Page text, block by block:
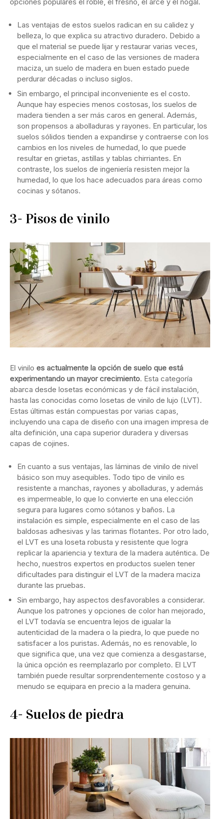
opciones populares el roble, el fresno, el arce y el nogal.
Las ventajas de estos suelos radican en su calidez y
belleza, lo que explica su atractivo duradero. Debido a
que el material se puede lijar y restaurar varias veces,
especialmente en el caso de las versiones de madera
maciza, un suelo de madera en buen estado puede
perdurar décadas o incluso siglos.
Sin embargo, el principal inconveniente es el costo.
Aunque hay especies menos costosas, los suelos de
madera tienden a ser más caros en general. Además,
son propensos a abolladuras y rayones. En particular, los
suelos sólidos tienden a expandirse y contraerse con los
cambios en los niveles de humedad, lo que puede
resultar en grietas, astillas y tablas chirriantes. En
contraste, los suelos de ingeniería resisten mejor la
humedad, lo que los hace adecuados para áreas como
cocinas y sótanos.
3- Pisos de vinilo
El vinilo es actualmente la opción de suelo que está
experimentando un mayor crecimiento. Esta categoría
abarca desde losetas económicas y de fácil instalación,
hasta las conocidas como losetas de vinilo de lujo (LVT).
Estas últimas están compuestas por varias capas,
incluyendo una capa de diseño con una imagen impresa de
alta definición, una capa superior duradera y diversas
capas de cojines.
En cuanto a sus ventajas, las láminas de vinilo de nivel
básico son muy asequibles. Todo tipo de vinilo es
resistente a manchas, rayones y abolladuras, y además
es impermeable, lo que lo convierte en una elección
segura para lugares como sótanos y baños. La
instalación es simple, especialmente en el caso de las
baldosas adhesivas y las tarimas flotantes. Por otro lado,
el LVT es una loseta robusta y resistente que logra
replicar la apariencia y textura de la madera auténtica. De
hecho, nuestros expertos en productos suelen tener
dificultades para distinguir el LVT de la madera maciza
durante las pruebas.
Sin embargo, hay aspectos desfavorables a considerar.
Aunque los patrones y opciones de color han mejorado,
el LVT todavía se encuentra lejos de igualar la
autenticidad de la madera o la piedra, lo que puede no
satisfacer a los puristas. Además, no es renovable, lo
que significa que, una vez que comienza a desgastarse,
la única opción es reemplazarlo por completo. El LVT
también puede resultar sorprendentemente costoso y a
menudo se equipara en precio a la madera genuina.
4- Suelos de piedra